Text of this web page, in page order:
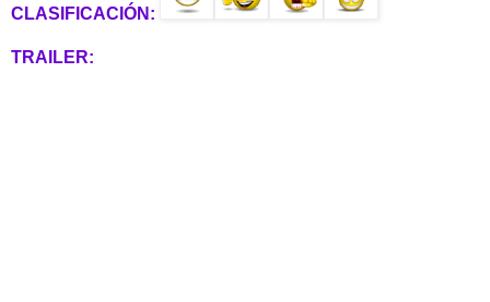
CLASIFICACIÓN:
TRAILER: